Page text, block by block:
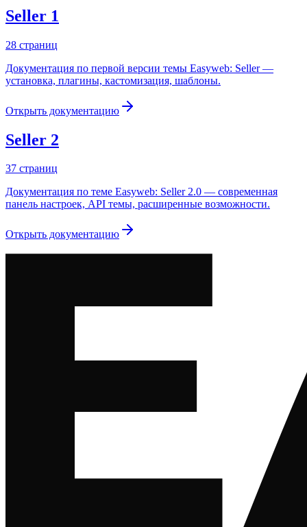
Seller 1
28 страниц
Документация по первой версии темы Easyweb: Seller —
установка, плагины, кастомизация, шаблоны.
Открыть документацию
Seller 2
37 страниц
Документация по теме Easyweb: Seller 2.0 — современная
панель настроек, API темы, расширенные возможности.
Открыть документацию